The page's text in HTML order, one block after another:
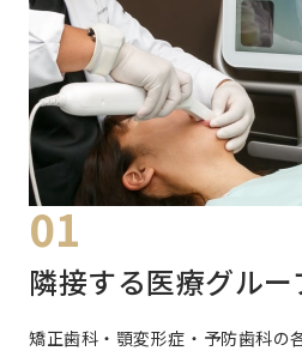
01
隣接する医療グルー
矯正歯科・顎変形症・予防歯科の